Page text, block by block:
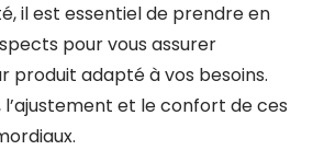
il est essentiel de prendre en
pour vous assurer
produit adapté à vos besoins.
et le confort de ces